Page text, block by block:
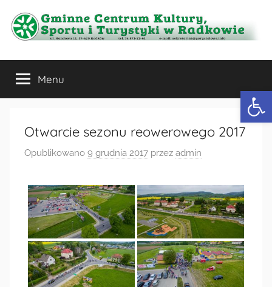
treści
Gminne
Centrum
Kultury,
Sportu
Turystyki
Radkowie
Menu
Otwarcie sezonu reowerowego 2017
Opublikowano 9 grudnia 2017 przez admin